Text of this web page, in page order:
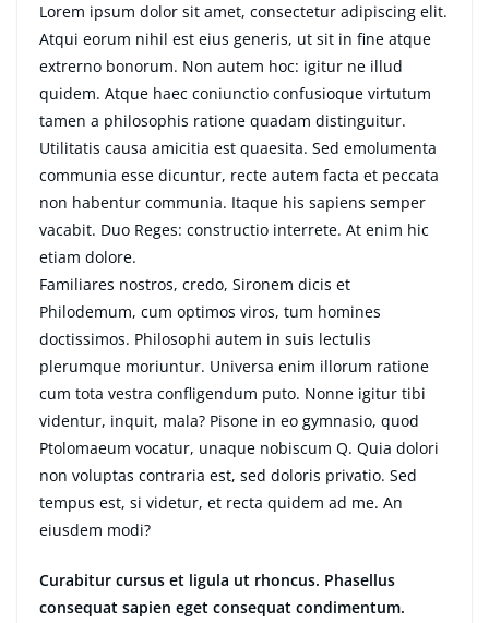
Lorem ipsum dolor sit amet, consectetur adipiscing elit.
Atqui eorum nihil est eius generis, ut sit in fine atque
extrerno bonorum. Non autem hoc: igitur ne illud
quidem. Atque haec coniunctio confusioque virtutum
tamen a philosophis ratione quadam distinguitur.
Utilitatis causa amicitia est quaesita. Sed emolumenta
communia esse dicuntur, recte autem facta et peccata
non habentur communia. Itaque his sapiens semper
vacabit. Duo Reges: constructio interrete. At enim hic
etiam dolore.
Familiares nostros, credo, Sironem dicis et
Philodemum, cum optimos viros, tum homines
doctissimos. Philosophi autem in suis lectulis
plerumque moriuntur. Universa enim illorum ratione
cum tota vestra confligendum puto. Nonne igitur tibi
videntur, inquit, mala? Pisone in eo gymnasio, quod
Ptolomaeum vocatur, unaque nobiscum Q. Quia dolori
non voluptas contraria est, sed doloris privatio. Sed
tempus est, si videtur, et recta quidem ad me. An
eiusdem modi?
Curabitur cursus et ligula ut rhoncus. Phasellus
consequat sapien eget consequat condimentum.